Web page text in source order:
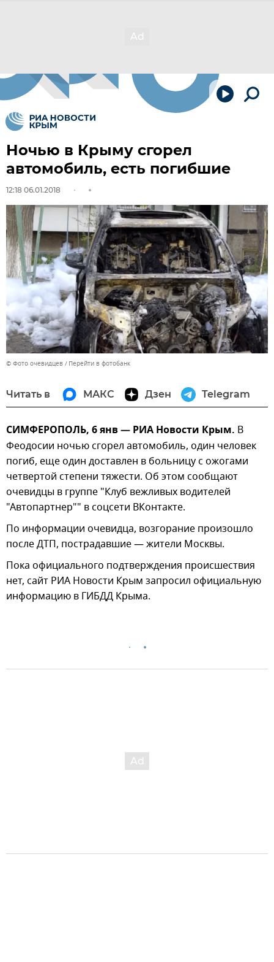
Ночью в Крыму сгорел
автомобиль, есть погибшие
12:18 06.01.2018
© Фото очевидцев Перейти в фотобанк
Читать в МАКС Дзен Telegram
СИМФЕРОПОЛЬ, 6 янв — РИА Новости Крым. В
Феодосии ночью сгорел автомобиль, один человек
погиб, еще один доставлен в больницу с ожогами
четвертой степени тяжести. Об этом сообщают
очевидцы в группе "Клуб вежливых водителей
"Автопартнер"" в соцсети ВКонтакте.
По информации очевидца, возгорание произошло
после ДТП, пострадавшие — жители Москвы.
Пока официального подтверждения происшествия
нет, сайт РИА Новости Крым запросил официальную
информацию в ГИБДД Крыма.